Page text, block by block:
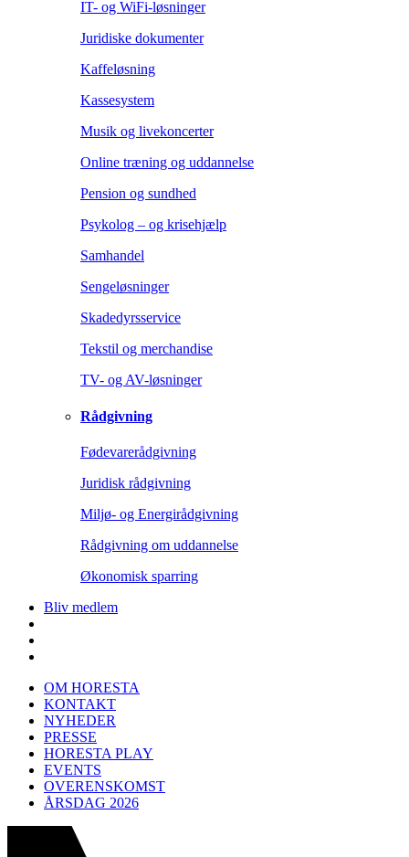
IT- og WiFi-løsninger
Juridiske dokumenter
Kaffeløsning
Kassesystem
Musik og livekoncerter
Online træning og uddannelse
Pension og sundhed
Psykolog – og krisehjælp
Samhandel
Sengeløsninger
Skadedyrsservice
Tekstil og merchandise
TV- og AV-løsninger
Rådgivning
Fødevarerådgivning
Juridisk rådgivning
Miljø- og Energirådgivning
Rådgivning om uddannelse
Økonomisk sparring
Bliv medlem
OM HORESTA
KONTAKT
NYHEDER
PRESSE
HORESTA PLAY
EVENTS
OVERENSKOMST
ÅRSDAG 2026